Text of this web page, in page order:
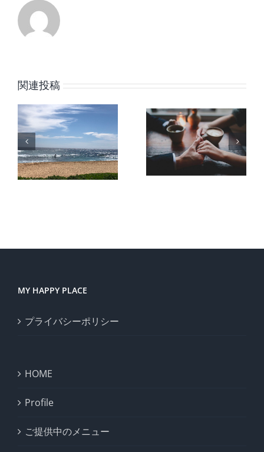
関連投稿
ってるこ
とを深く
理解した
切り替え
たい時に
思い出
MY HAPPY PLACE
プライバシーポリシー
HOME
Profile
ご提供中のメニュー